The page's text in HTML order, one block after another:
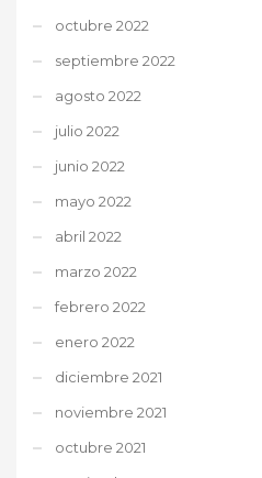
octubre 2022
septiembre 2022
agosto 2022
julio 2022
junio 2022
mayo 2022
abril 2022
marzo 2022
febrero 2022
enero 2022
diciembre 2021
noviembre 2021
octubre 2021